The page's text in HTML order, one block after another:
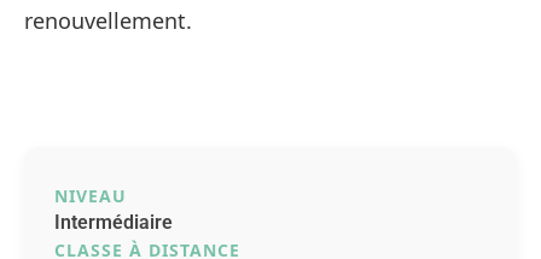
renouvellement.
NIVEAU
Intermédiaire
CLASSE À DISTANCE